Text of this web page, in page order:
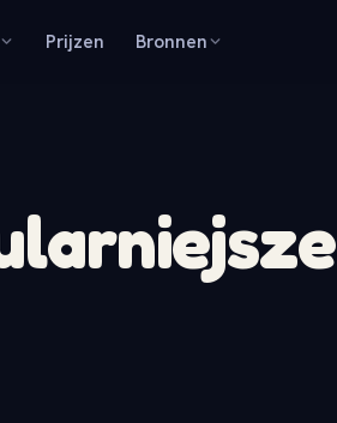
Prijzen Bronnen